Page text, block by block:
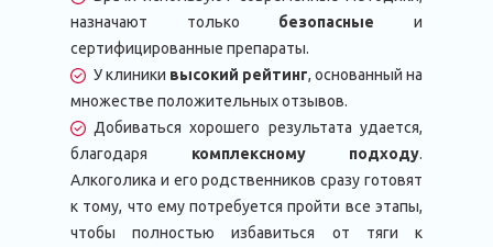
назначают только безопасные и
сертифицированные препараты.
У клиники высокий рейтинг, основанный на
множестве положительных отзывов.
Добиваться хорошего результата удается,
благодаря комплексному подходу.
Алкоголика и его родственников сразу готовят
к тому, что ему потребуется пройти все этапы,
чтобы полностью избавиться от тяги к